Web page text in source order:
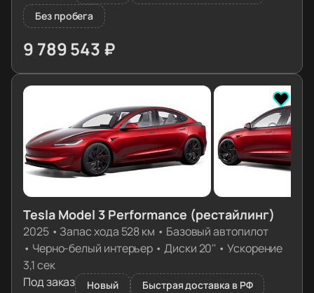
Без пробега
9 789 543 ₽
≈ 99 103€
Tesla Model 3 Performance (рестайлинг)
2025• Запас хода 528 км • Базовый автопилот
• Черно-белый интерьер •Диски 20'' • Ускорение
3,1 сек
Под заказ
Новый
Быстрая доставка в РФ